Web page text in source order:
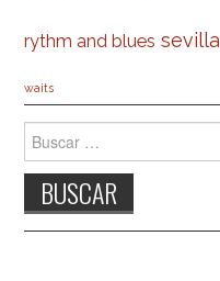
rythm and blues sevilla
waits
Buscar: